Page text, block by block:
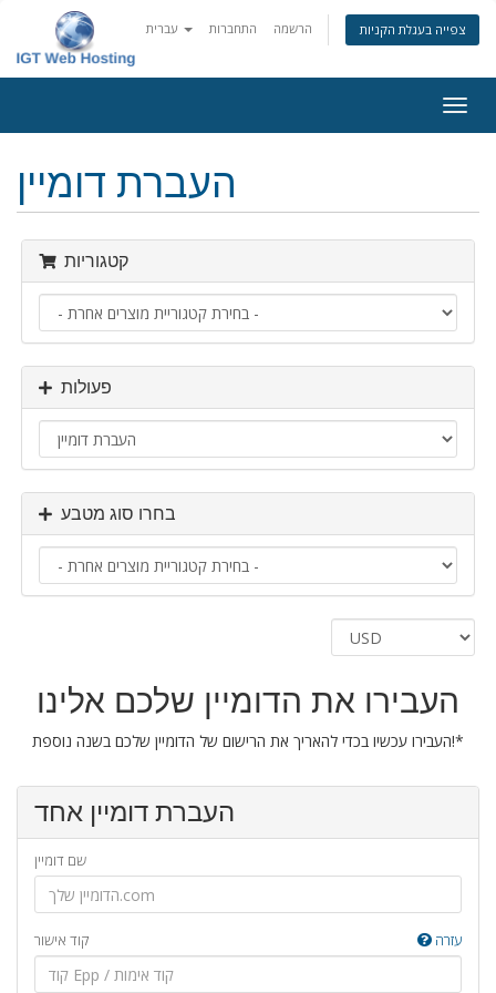
התחברות הרשמה צפייה בעגלת הקניות
ניווט
העברת דומיין
קטגוריות
פעולות
בחרו סוג מטבע
העבירו את הדומיין שלכם אלינו
העבירו עכשיו בכדי להאריך את הרישום של הדומיין שלכם בשנה נוספת!*
העברת דומיין אחד
שם דומיין
קוד אישור עזרה